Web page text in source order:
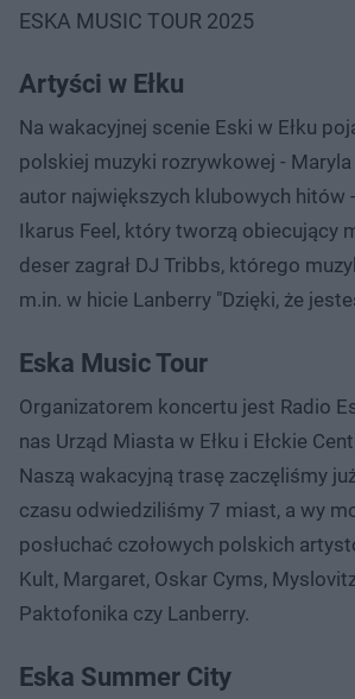
ESKA MUSIC TOUR 2025
Artyści w Ełku
Na wakacyjnej scenie Eski w Ełku
polskiej muzyki rozrywkowej -
autor największych klubowych hitów
Ikarus Feel, który tworzą obiecujący
deser zagrał DJ Tribbs, którego
m.in. w hicie Lanberry "Dzięki, że
Eska Music Tour
Organizatorem koncertu jest Radio
nas Urząd Miasta w Ełku i Ełckie
Naszą wakacyjną trasę zaczęliśmy
czasu odwiedziliśmy 7 miast, a wy
posłuchać czołowych polskich
Kult, Margaret, Oskar Cyms,
Paktofonika czy Lanberry.
Eska Summer City